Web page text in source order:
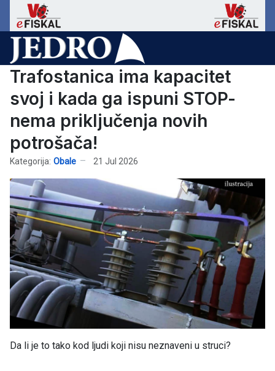
Trafostanica ima kapacitet
svoj i kada ga ispuni STOP-
nema priključenja novih
potrošača!
Kategorija: Obale 21 Jul 2026
Da li je to tako kod ljudi koji nisu neznaveni u struci?